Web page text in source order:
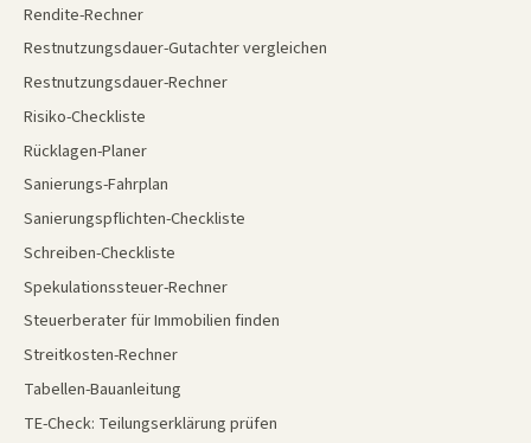
Rendite-Rechner
Restnutzungsdauer-Gutachter vergleichen
Restnutzungsdauer-Rechner
Risiko-Checkliste
Rücklagen-Planer
Sanierungs-Fahrplan
Sanierungspflichten-Checkliste
Schreiben-Checkliste
Spekulationssteuer-Rechner
Steuerberater für Immobilien finden
Streitkosten-Rechner
Tabellen-Bauanleitung
TE-Check: Teilungserklärung prüfen